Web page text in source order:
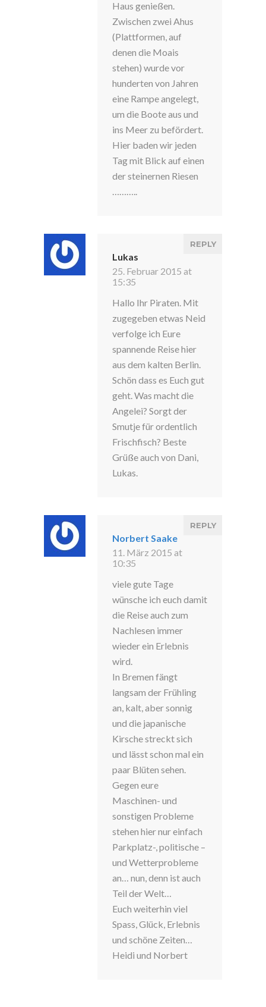
Haus genießen.
Zwischen zwei Ahus
(Plattformen, auf
denen die Moais
stehen) wurde vor
hunderten von Jahren
eine Rampe angelegt,
um die Boote aus und
ins Meer zu befördert.
Hier baden wir jeden
Tag mit Blick auf einen
der steinernen Riesen
………..
Lukas
25. Februar 2015 at
15:35
REPLY
Hallo Ihr Piraten. Mit
zugegeben etwas Neid
verfolge ich Eure
spannende Reise hier
aus dem kalten Berlin.
Schön dass es Euch gut
geht. Was macht die
Angelei? Sorgt der
Smutje für ordentlich
Frischfisch? Beste
Grüße auch von Dani,
Lukas.
Norbert Saake
11. März 2015 at
10:35
REPLY
viele gute Tage
wünsche ich euch damit
die Reise auch zum
Nachlesen immer
wieder ein Erlebnis
wird.
In Bremen fängt
langsam der Frühling
an, kalt, aber sonnig
und die japanische
Kirsche streckt sich
und lässt schon mal ein
paar Blüten sehen.
Gegen eure
Maschinen- und
sonstigen Probleme
stehen hier nur einfach
Parkplatz-, politische –
und Wetterprobleme
an… nun, denn ist auch
Teil der Welt…
Euch weiterhin viel
Spass, Glück, Erlebnis
und schöne Zeiten…
Heidi und Norbert